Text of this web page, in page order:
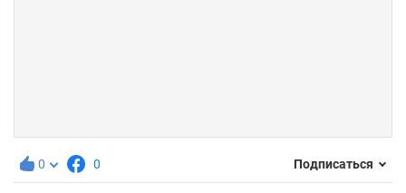
0 0 Подписаться